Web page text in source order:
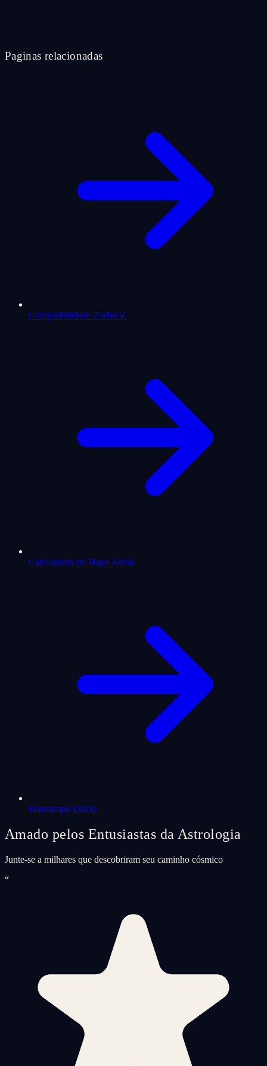
Paginas relacionadas
Compatibilidade Zodiacal
Calculadora de Mapa Astral
Horoscopo Diario
Amado pelos Entusiastas da Astrologia
Junte-se a milhares que descobriram seu caminho cósmico
“